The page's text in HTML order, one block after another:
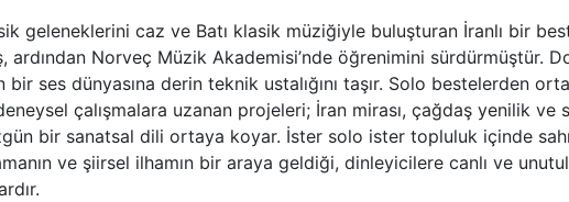
geleneklerini caz ve Batı klasik müziğiyle buluşturan İranlı bir
ardından Norveç Müzik Akademisi’nde öğrenimini sürdürmüştür.
ses dünyasına derin teknik ustalığını taşır. Solo bestelerden
çalışmalara uzanan projeleri; İran mirası, çağdaş yenilik ve
bir sanatsal dili ortaya koyar. İster solo ister topluluk içinde
ve şiirsel ilhamın bir araya geldiği, dinleyicilere canlı ve